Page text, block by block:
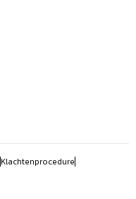
Klachtenprocedure